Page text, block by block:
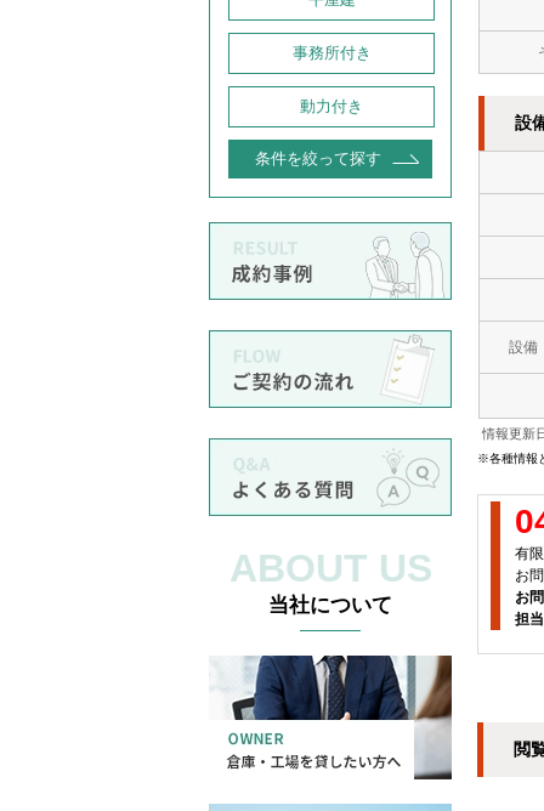
設
設備
情報更新
※各種情報
有
お
お
担
閲
事務所付き
動力付き
条件を絞って探す
ABOUT US
当社について